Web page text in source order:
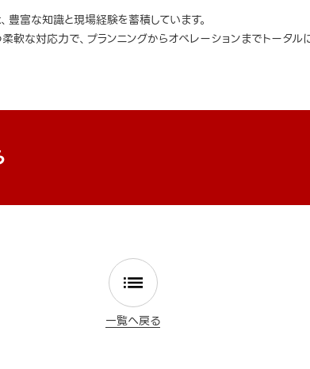
富な知識と現場経験を蓄積しています。
な対応力で、プランニングからオペレーションまでトータル
一覧へ戻る